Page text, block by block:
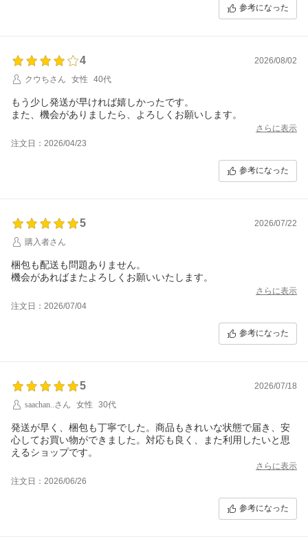
参考になった
4
2026/08/02
クウちさん
女性 40代
もう少し発送が早ければ嬉しかったです。
また、機会がありましたら、よろしくお願いします。
さらに表示
注文日：2026/04/23
参考になった
5
2026/07/22
購入者さん
梱包も配送も問題ありません。
機会があればまたよろしくお願いいたします。
さらに表示
注文日：2026/07/04
参考になった
5
2026/07/18
saachan..さん
女性 30代
発送が早く、梱包も丁寧でした。商品もきれいな状態で届き、安
心してお買い物ができました。対応も良く、また利用したいと思
えるショップです。
さらに表示
注文日：2026/06/26
参考になった